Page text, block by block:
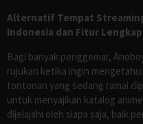
Alternatif Tempat
Indonesia dan Fitur Lengkap
Bagi banyak penggemar,
rujukan ketika ingin
tontonan yang sedang ramai
untuk menyajikan katalog
dijelajahi oleh siapa saja, baik